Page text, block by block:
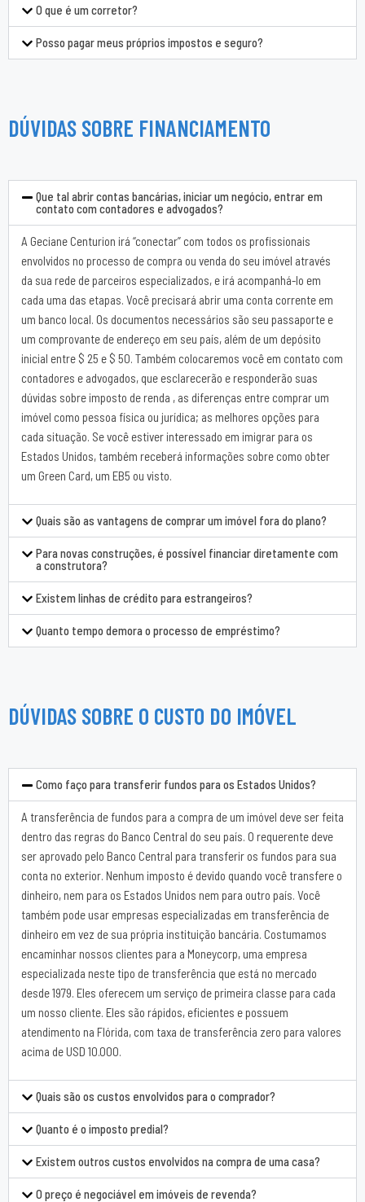
O que é um corretor?
Posso pagar meus próprios impostos e seguro?
DÚVIDAS SOBRE FINANCIAMENTO
Que tal abrir contas bancárias, iniciar um negócio, entrar em
contato com contadores e advogados?
A Geciane Centurion irá “conectar” com todos os profissionais
envolvidos no processo de compra ou venda do seu imóvel através
da sua rede de parceiros especializados, e irá acompanhá-lo em
cada uma das etapas. Você precisará abrir uma conta corrente em
um banco local. Os documentos necessários são seu passaporte e
um comprovante de endereço em seu país, além de um depósito
inicial entre $ 25 e $ 50. Também colocaremos você em contato com
contadores e advogados, que esclarecerão e responderão suas
dúvidas sobre imposto de renda , as diferenças entre comprar um
imóvel como pessoa física ou jurídica; as melhores opções para
cada situação. Se você estiver interessado em imigrar para os
Estados Unidos, também receberá informações sobre como obter
um Green Card, um EB5 ou visto.
Quais são as vantagens de comprar um imóvel fora do plano?
Para novas construções, é possível financiar diretamente com
a construtora?
Existem linhas de crédito para estrangeiros?
Quanto tempo demora o processo de empréstimo?
DÚVIDAS SOBRE O CUSTO DO IMÓVEL
Como faço para transferir fundos para os Estados Unidos?
A transferência de fundos para a compra de um imóvel deve ser feita
dentro das regras do Banco Central do seu país. O requerente deve
ser aprovado pelo Banco Central para transferir os fundos para sua
conta no exterior. Nenhum imposto é devido quando você transfere o
dinheiro, nem para os Estados Unidos nem para outro país. Você
também pode usar empresas especializadas em transferência de
dinheiro em vez de sua própria instituição bancária. Costumamos
encaminhar nossos clientes para a Moneycorp, uma empresa
especializada neste tipo de transferência que está no mercado
desde 1979. Eles oferecem um serviço de primeira classe para cada
um nosso cliente. Eles são rápidos, eficientes e possuem
atendimento na Flórida, com taxa de transferência zero para valores
acima de USD 10.000.
Quais são os custos envolvidos para o comprador?
Quanto é o imposto predial?
Existem outros custos envolvidos na compra de uma casa?
O preço é negociável em imóveis de revenda?